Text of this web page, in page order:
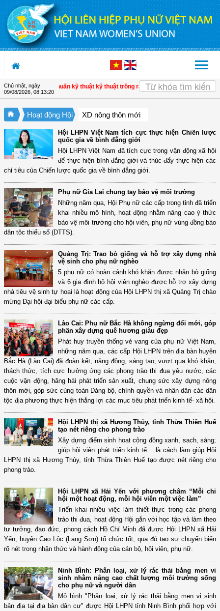
Truy cập nội dung luôn
Chủ nhật, ngày
09/08/2026, 08:13:21
Cà Mau: Tập huấn kỹ thuật kỹ thuật trồng rau màu an toàn cho hội viên | Hội
Hoạt động Hội XD nông thôn mới
Hội LHPN Việt Nam tích cực thực hiện Chiến lược
quốc gia về bình đẳng giới
Hội LHPN Việt Nam đã tích cực trong vận động xã hội
để thực hiện bình đẳng giới và thúc đẩy thực hiện các
chỉ tiêu của Chiến lược quốc gia về bình đẳng giới.
Phụ nữ Gia Lai chung tay bảo vệ môi trường
Những năm qua, Hội Phụ nữ các cấp trong tỉnh đã triển
khai nhiều mô hình, hoạt động nhằm nâng cao ý thức
bảo vệ môi trường cho hội viên, phụ nữ vùng đồng bào
dân tộc thiểu số (DTTS).
Quảng Trị: Trao bò giống và hỗ trợ xây dựng nhà
vệ sinh cho phụ nữ nghèo
5 phụ nữ có hoàn cảnh khó khăn được nhận bò giống
và 6 gia đình hộ hội viên nghèo được hỗ trợ xây dựng
nhà tiêu vệ sinh tự hoại là hoạt động của Hội LHPN thị xã Quảng Trị chào
mừng Đại hội đại biểu phụ nữ các cấp.
Lào Cai: Phụ nữ Bắc Hà không ngừng đổi mới, góp
phần xây dựng quê hương giàu đẹp
Phát huy truyền thống vẻ vang của phụ nữ Việt Nam,
những năm qua, các cấp Hội LHPN trên địa bàn huyện
Bắc Hà (Lào Cai) đã đoàn kết, năng động, sáng tạo, vượt qua khó khăn,
thách thức, tích cực hưởng ứng các phong trào thi đua yêu nước, các
cuộc vận động, hăng hái phát triển sản xuất, chung sức xây dựng nông
thôn mới, góp sức cùng toàn Đảng bộ, chính quyền và nhân dân các dân
tộc địa phương thực hiện thắng lợi các mục tiêu phát triển kinh tế- xã hội.
Hội LHPN thị xã Hương Thủy, tỉnh Thừa Thiên Huế
tạo nét riêng cho phong trào
Xây dựng điểm sinh hoạt cộng đồng xanh, sạch, sáng;
giúp hội viên phát triển kinh tế… là cách làm giúp Hội
LHPN thị xã Hương Thủy, tỉnh Thừa Thiên Huế tạo được nét riêng cho
phong trào.
Hội LHPN xã Hải Yến với phương châm “Mỗi chi
hội một hoạt động, mỗi hội viên một việc làm”
Triển khai nhiều việc làm thiết thực trong các phong
trào thi đua, hoạt động Hội gắn với học tập và làm theo
tư tưởng, đạo đức, phong cách Hồ Chí Minh đã được Hội LHPN xã Hải
Yến, huyện Cao Lộc (Lạng Sơn) tổ chức tốt, qua đó tạo sự chuyển biến
rõ nét trong nhận thức và hành động của cán bộ, hội viên, phụ nữ.
Ninh Bình: Phân loại, xử lý rác thải bằng men vi
sinh nhằm nâng cao chất lượng môi trường sống
cho phụ nữ và người dân
Mô hình "Phân loại, xử lý rác thải bằng men vi sinh
bản địa tại địa bàn dân cư" được Hội LHPN tỉnh Ninh Bình phối hợp với